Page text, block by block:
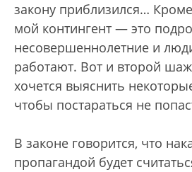
закону приблизился…
мой контингент — это
несовершеннолетние и
работают. Вот и второй
хочется выяснить
чтобы постараться не
В законе говорится, что
пропагандой будет